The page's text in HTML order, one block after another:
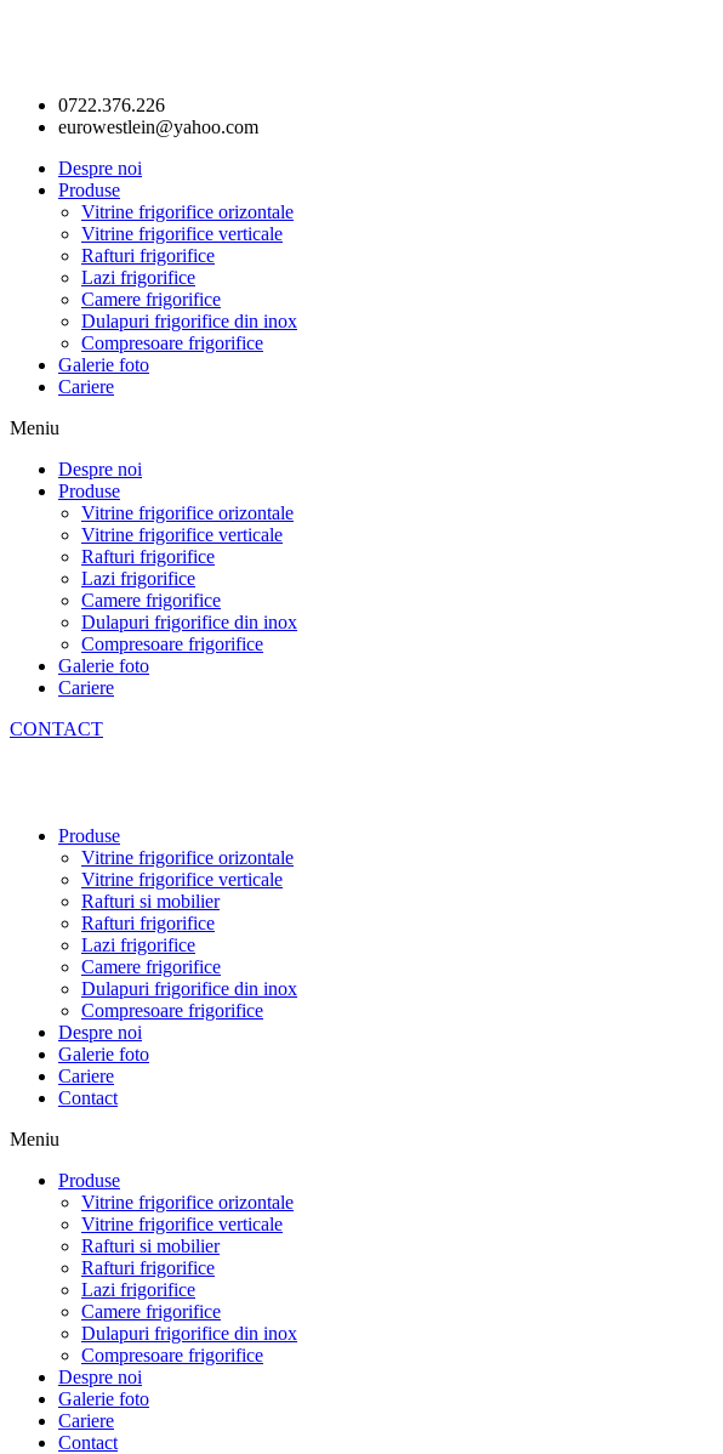
0722.376.226
eurowestlein@yahoo.com
Despre noi
Produse
Vitrine frigorifice orizontale
Vitrine frigorifice verticale
Rafturi frigorifice
Lazi frigorifice
Camere frigorifice
Dulapuri frigorifice din inox
Compresoare frigorifice
Galerie foto
Cariere
Meniu
Despre noi
Produse
Vitrine frigorifice orizontale
Vitrine frigorifice verticale
Rafturi frigorifice
Lazi frigorifice
Camere frigorifice
Dulapuri frigorifice din inox
Compresoare frigorifice
Galerie foto
Cariere
CONTACT
Produse
Vitrine frigorifice orizontale
Vitrine frigorifice verticale
Rafturi si mobilier
Rafturi frigorifice
Lazi frigorifice
Camere frigorifice
Dulapuri frigorifice din inox
Compresoare frigorifice
Despre noi
Galerie foto
Cariere
Contact
Meniu
Produse
Vitrine frigorifice orizontale
Vitrine frigorifice verticale
Rafturi si mobilier
Rafturi frigorifice
Lazi frigorifice
Camere frigorifice
Dulapuri frigorifice din inox
Compresoare frigorifice
Despre noi
Galerie foto
Cariere
Contact